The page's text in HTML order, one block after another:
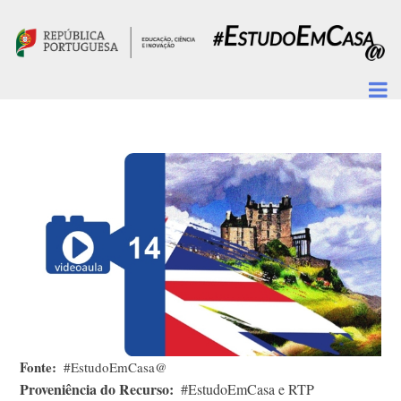
Fonte #EstudoEmCasa@
Proveniência do Recurso #EstudoEmCasa e RTP